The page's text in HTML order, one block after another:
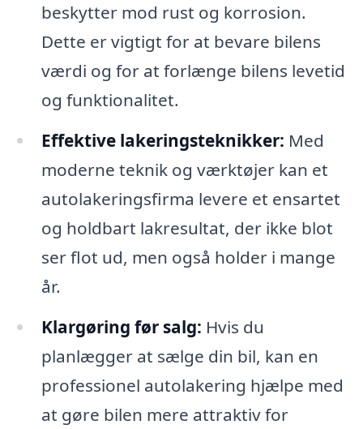
beskytter mod rust og korrosion.
Dette er vigtigt for at bevare bilens
værdi og for at forlænge bilens levetid
og funktionalitet.
Effektive lakeringsteknikker: Med
moderne teknik og værktøjer kan et
autolakeringsfirma levere et ensartet
og holdbart lakresultat, der ikke blot
ser flot ud, men også holder i mange
år.
Klargøring før salg: Hvis du
planlægger at sælge din bil, kan en
professionel autolakering hjælpe med
at gøre bilen mere attraktiv for